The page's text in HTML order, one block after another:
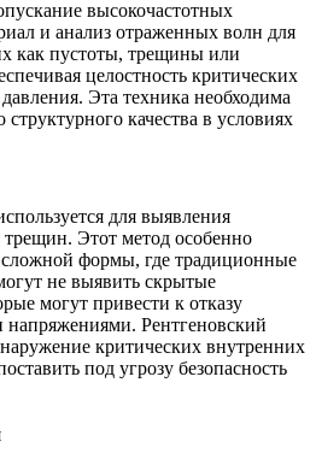
высокочастотных
и анализ отраженных волн для
как пустоты, трещины или
целостность критических
Эта техника необходима
структурного качества в условиях
для выявления
Этот метод особенно
сложной формы, где традиционные
не выявить скрытые
могут привести к отказу
Рентгеновский
критических внутренних
под угрозу безопасность